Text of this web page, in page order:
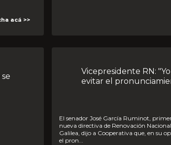
acá >>
Vicepresidente RN: "Yo creo que era posible
evitar el
El senador José García Ruminot, primer vicepresidente de la
nueva directiva de Renovación
Galilea, dijo a Cooperativa que, en su
el pron...